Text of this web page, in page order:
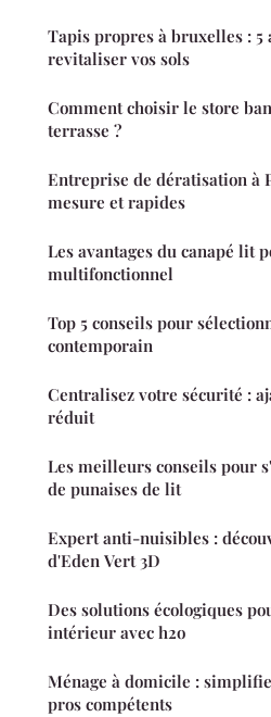
Tapis propres à bruxelles : 5
revitaliser vos sols
Comment choisir le store
terrasse ?
Entreprise de dératisation à
mesure et rapides
Les avantages du canapé lit
multifonctionnel
Top 5 conseils pour
contemporain
Centralisez votre sécurité :
réduit
Les meilleurs conseils pour
de punaises de lit
Expert anti-nuisibles :
d'Eden Vert 3D
Des solutions écologiques
intérieur avec h2o
Ménage à domicile :
pros compétents